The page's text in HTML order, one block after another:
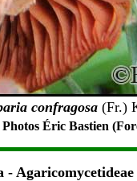
confragosa (Fr.)
Photos Éric Bastien
-